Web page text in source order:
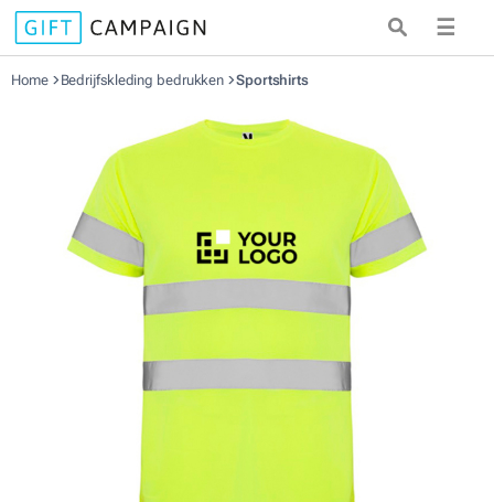
☰
Home Bedrijfskleding bedrukken Sportshirts